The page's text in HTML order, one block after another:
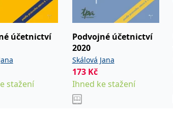
účetnictví
stažení
Podvojné účetnictví
2020
Skálová Jana
173 Kč
Ihned ke stažení